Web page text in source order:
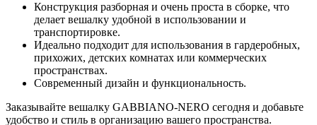
Конструкция разборная и очень проста в сборке, что
делает вешалку удобной в использовании и
транспортировке.
Идеально подходит для использования в гардеробных,
прихожих, детских комнатах или коммерческих
пространствах.
Современный дизайн и функциональность.
Заказывайте вешалку GABBIANO-NERO сегодня и добавьте
удобство и стиль в организацию вашего пространства.